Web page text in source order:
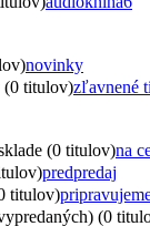
novinky
(0 titulov)zľavnené
(0 titulov)na
predpredaj
titulov)
(0